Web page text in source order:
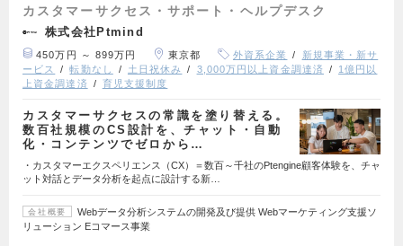
カスタマーサクセス・サポート・ヘルプデスク
株式会社Ptmind
450万円 ～ 899万円 東京都 外資系企業
新規事業・新サ
ービス
転勤なし 土日祝休み 3,000万円以上資金調達済
1億円以
上資金調達済
育児支援制度
カスタマーサクセスの常識を塗り替える。
数百社規模のCS設計を、チャット・自動
化・コンテンツでゼロから…
・カスタマーエクスペリエンス（CX）＝数百～千社のPtengine顧客体験を、チャ
ット対話とデータ分析を起点に設計する新…
会社概要
Webデータ分析システムの開発及び提供 Webマーケティング支援ソ
リューション Eコマース事業